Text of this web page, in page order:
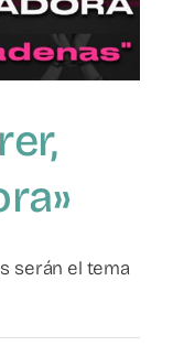
serán el tema